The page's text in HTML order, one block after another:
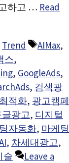
하고 … Read
Trend Tags
AIMax,
스,
, GoogleAds,
, 검색광
적화, 광고캠페
광고, 디지털
자동화, 마케팅
, 차세대광고,
술
Leave a